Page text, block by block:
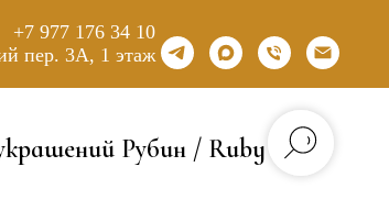
+7 977 176 34 10
пер. 3А, 1 этаж
Рубин / Ruby